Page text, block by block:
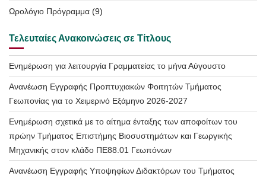
Ωρολόγιο Πρόγραμμα (9)
Τελευταίες Ανακοινώσεις σε Τίτλους
Ενημέρωση για λειτουργία Γραμματείας το μήνα Αύγουστο
Ανανέωση Εγγραφής Προπτυχιακών Φοιτητών Τμήματος
Γεωπονίας για το Χειμερινό Εξάμηνο 2026-2027
Ενημέρωση σχετικά με το αίτημα ένταξης των αποφοίτων του
πρώην Τμήματος Επιστήμης Βιοσυστημάτων και Γεωργικής
Μηχανικής στον κλάδο ΠΕ88.01 Γεωπόνων
Ανανέωση Εγγραφής Υποψηφίων Διδακτόρων του Τμήματος